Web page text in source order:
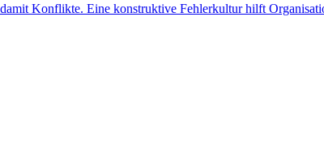
Konflikte. Eine konstruktive Fehlerkultur hilft